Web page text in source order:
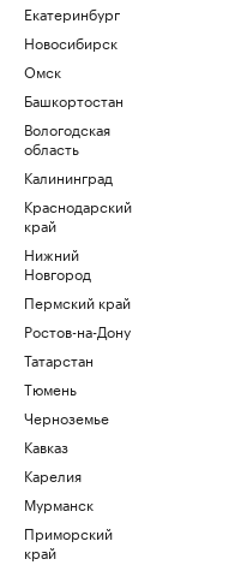
Екатеринбург
Новосибирск
Омск
Башкортостан
Вологодская
область
Калининград
Краснодарский
край
Нижний
Новгород
Пермский край
Ростов-на-Дону
Татарстан
Тюмень
Черноземье
Кавказ
Карелия
Мурманск
Приморский
край